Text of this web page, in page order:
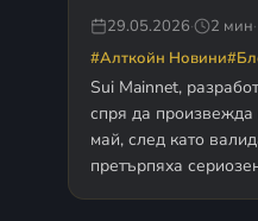
29.05.2026· 2 мин·
#Алткойн Новини
Sui Mainnet,
спря да
май, след като
претърпяха